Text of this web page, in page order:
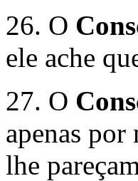
26. O
ele ache
27. O
apenas por
lhe